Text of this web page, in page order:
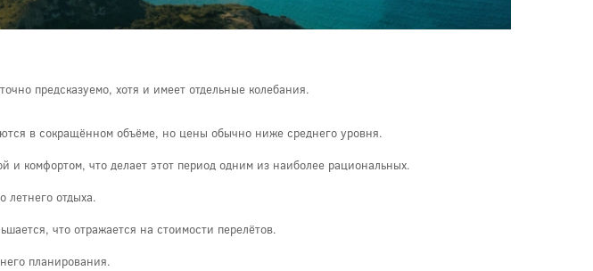
предсказуемо, хотя и имеет отдельные колебания.
в сокращённом объёме, но цены обычно ниже среднего уровня.
комфортом, что делает этот период одним из наиболее рациональных.
летнего отдыха.
что отражается на стоимости перелётов.
планирования.